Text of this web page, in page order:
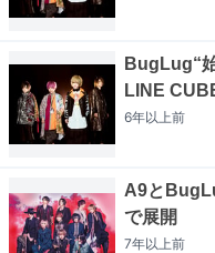
BugLug“
LINE
6年以上前
A9と
で展開
7年以上前